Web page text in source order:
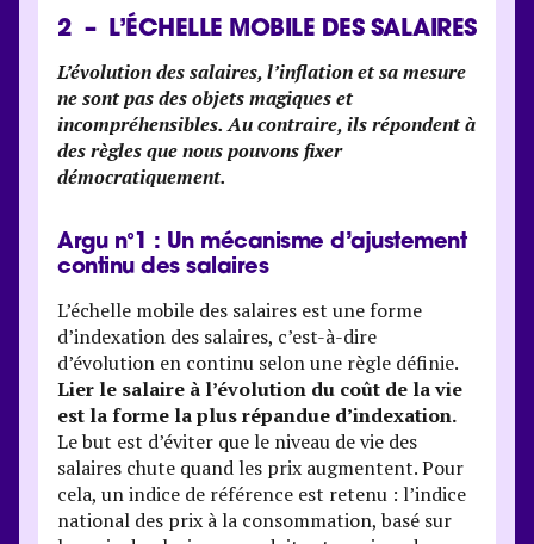
2 – L’ÉCHELLE MOBILE DES SALAIRES
L’évolution des salaires, l’inflation et sa mesure
ne sont pas des objets magiques et
incompréhensibles. Au contraire, ils répondent à
des règles que nous pouvons fixer
démocratiquement.
Argu n°1 : Un mécanisme d’ajustement
continu des salaires
L’échelle mobile des salaires est une forme
d’indexation des salaires, c’est-à-dire
d’évolution en continu selon une règle définie.
Lier le salaire à l’évolution du coût de la vie
est la forme la plus répandue d’indexation.
Le but est d’éviter que le niveau de vie des
salaires chute quand les prix augmentent. Pour
cela, un indice de référence est retenu : l’indice
national des prix à la consommation, basé sur